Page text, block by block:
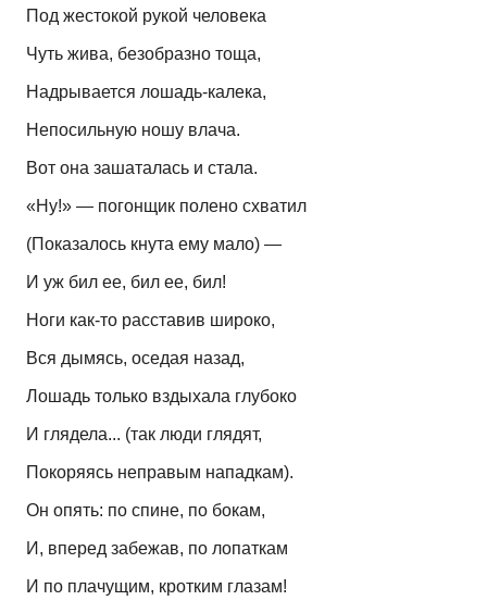
Под жестокой рукой человека
Чуть жива, безобразно тоща,
Надрывается лошадь-калека,
Непосильную ношу влача.
Вот она зашаталась и стала.
«Ну!» — погонщик полено схватил
(Показалось кнута ему мало) —
И уж бил ее, бил ее, бил!
Ноги как-то расставив широко,
Вся дымясь, оседая назад,
Лошадь только вздыхала глубоко
И глядела... (так люди глядят,
Покоряясь неправым нападкам).
Он опять: по спине, по бокам,
И, вперед забежав, по лопаткам
И по плачущим, кротким глазам!